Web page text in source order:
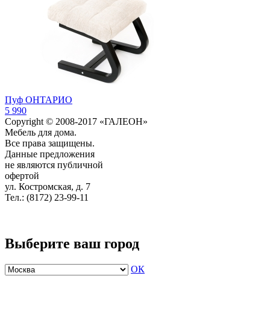
Пуф ОНТАРИО
5 990
Copyright © 2008-2017 «ГАЛЕОН»
Мебель для дома.
Все права защищены.
Данные предложения
не являются публичной
офертой
ул. Костромская, д. 7
Тел.: (8172) 23-99-11
Выберите ваш город
ОК